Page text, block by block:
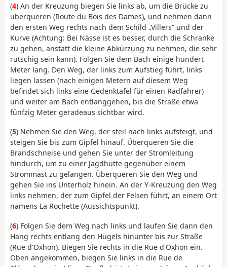
(4) An der Kreuzung biegen Sie links ab, um die Brücke zu
überqueren (Route du Bois des Dames), und nehmen dann
den ersten Weg rechts nach dem Schild „Villers“ und der
Kurve (Achtung: Bei Nässe ist es besser, durch die Schranke
zu gehen, anstatt die kleine Abkürzung zu nehmen, die sehr
rutschig sein kann). Folgen Sie dem Bach einige hundert
Meter lang. Den Weg, der links zum Aufstieg führt, links
liegen lassen (nach einigen Metern auf diesem Weg
befindet sich links eine Gedenktafel für einen Radfahrer)
und weiter am Bach entlanggehen, bis die Straße etwa
fünfzig Meter geradeaus sichtbar wird.
(5) Nehmen Sie den Weg, der steil nach links aufsteigt, und
steigen Sie bis zum Gipfel hinauf. Überqueren Sie die
Brandschneise und gehen Sie unter der Stromleitung
hindurch, um zu einer Jagdhütte gegenüber einem
Strommast zu gelangen. Überqueren Sie den Weg und
gehen Sie ins Unterholz hinein. An der Y-Kreuzung den Weg
links nehmen, der zum Gipfel der Felsen führt, an einem Ort
namens La Rochette (Aussichtspunkt).
(6) Folgen Sie dem Weg nach links und laufen Sie dann den
Hang rechts entlang den Hügels hinunter bis zur Straße
(Rue d'Oxhon). Biegen Sie rechts in die Rue d'Oxhon ein.
Oben angekommen, biegen Sie links in die Rue de